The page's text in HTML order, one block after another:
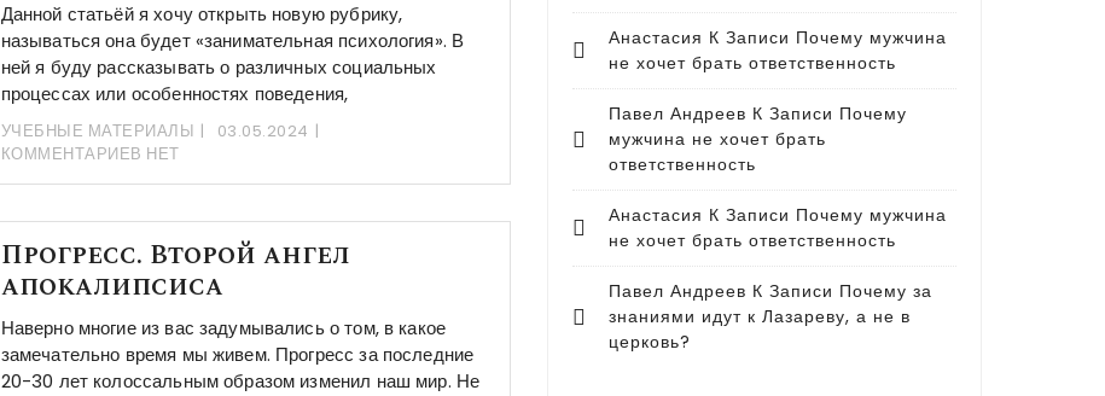
Данной статьёй я хочу открыть новую рубрику,
называться она будет «занимательная психология». В
ней я буду рассказывать о различных социальных
процессах или особенностях поведения,
УЧЕБНЫЕ МАТЕРИАЛЫ
03.05.2024
КОММЕНТАРИЕВ НЕТ
Прогресс. Второй ангел
апокалипсиса
Наверно многие из вас задумывались о том, в какое
замечательно время мы живем. Прогресс за последние
20-30 лет колоссальным образом изменил наш мир. Не
Анастасия К Записи Почему мужчина
не хочет брать ответственность
Павел Андреев К Записи Почему
мужчина не хочет брать
ответственность
Анастасия К Записи Почему мужчина
не хочет брать ответственность
Павел Андреев К Записи Почему за
знаниями идут к Лазареву, а не в
церковь?